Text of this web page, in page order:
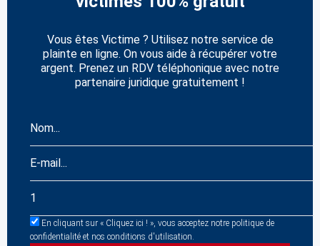
Vous êtes Victime ? Utilisez notre service de
plainte en ligne. On vous aide à récupérer votre
argent. Prenez un RDV téléphonique avec notre
partenaire juridique gratuitement !
En cliquant sur « Cliquez ici ! », vous acceptez notre politique de
confidentialité et nos conditions d'utilisation.